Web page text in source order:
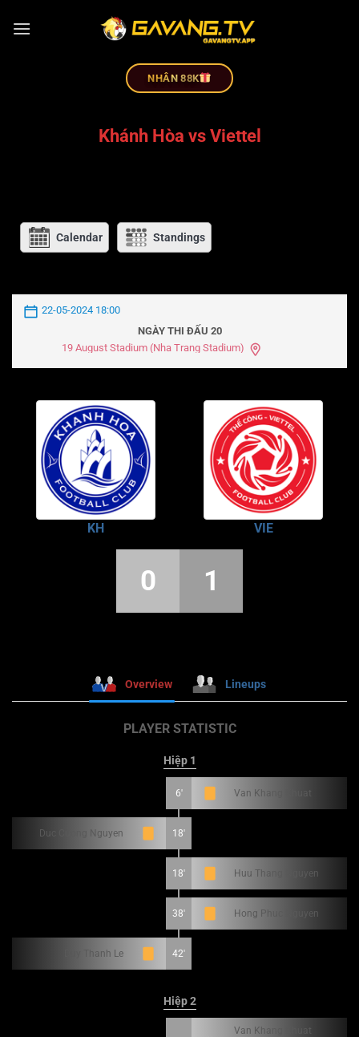
NHÂN 88K
Khánh Hòa vs Viettel
Calendar Standings
22-05-2024 18:00
NGÀY THI ĐẤU 20
19 August Stadium (Nha Trang Stadium)
KH VIE
0 1
Overview Lineups
PLAYER STATISTIC
Hiệp 1
6' Van Khang Khuat
Duc Cuong Nguyen 18'
18' Huu Thang Nguyen
38' Hong Phuc Nguyen
Duy Thanh Le 42'
Hiệp 2
Van Khang Khuat